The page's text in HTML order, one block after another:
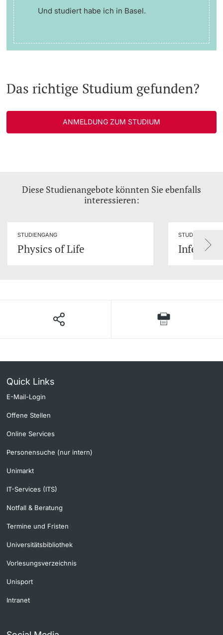
Und studiert habe ich in Basel.
Das richtige Studium gefunden?
ANMELDUNG ZUM STUDIUM
Diese Studienangebote könnten Sie ebenfalls
interessieren:
STUDIENGANG
Physics of Life
STUDIENGANG
Infection
Quick Links
E-Mail-Login
Offene Stellen
Online Services
Personensuche (nur intern)
Unimarkt
IT-Services (ITS)
Notfall & Beratung
Termine und Fristen
Universitätsbibliothek
Vorlesungsverzeichnis
Unisport
Intranet